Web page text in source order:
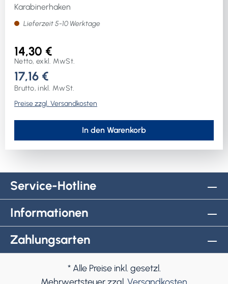
Karabinerhaken
Lieferzeit 5-10 Werktage
14,30 €
Netto, exkl. MwSt.
17,16 €
Brutto, inkl. MwSt.
Preise zzgl. Versandkosten
In den Warenkorb
Service-Hotline
Informationen
Zahlungsarten
* Alle Preise inkl. gesetzl.